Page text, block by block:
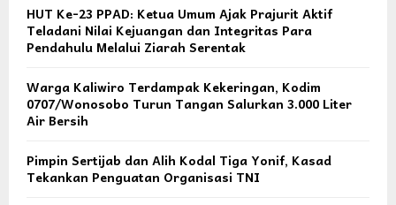
HUT Ke-23 PPAD: Ketua Umum Ajak Prajurit Aktif
Teladani Nilai Kejuangan dan Integritas Para
Pendahulu Melalui Ziarah Serentak
Warga Kaliwiro Terdampak Kekeringan, Kodim
0707/Wonosobo Turun Tangan Salurkan 3.000 Liter
Air Bersih
Pimpin Sertijab dan Alih Kodal Tiga Yonif, Kasad
Tekankan Penguatan Organisasi TNI